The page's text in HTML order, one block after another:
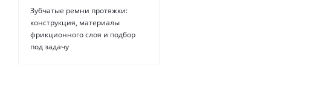
Зубчатые ремни протяжки:
конструкция, материалы
фрикционного слоя и подбор
под задачу